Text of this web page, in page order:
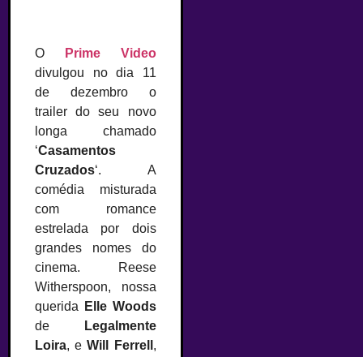
O
Prime Video
divulgou no dia 11
de dezembro o
trailer do seu novo
longa chamado
‘Casamentos
Cruzados‘. A
comédia misturada
com romance
estrelada por dois
grandes nomes do
cinema. Reese
Witherspoon, nossa
querida
Elle Woods
de Legalmente
Loira, eWill Ferrell ,